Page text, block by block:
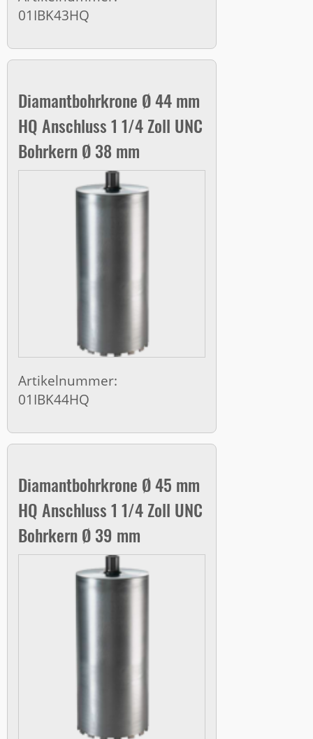
01IBK43HQ
Diamantbohrkrone Ø 44 mm
HQ Anschluss 1 1/4 Zoll UNC
Bohrkern Ø 38 mm
Artikelnummer:
01IBK44HQ
Diamantbohrkrone Ø 45 mm
HQ Anschluss 1 1/4 Zoll UNC
Bohrkern Ø 39 mm